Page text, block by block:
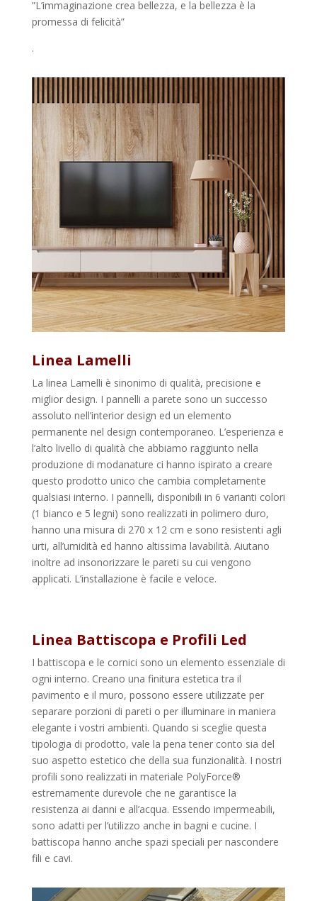
”L’immaginazione crea bellezza, e la bellezza è la
promessa di felicità”
.
Linea Lamelli
La linea Lamelli è sinonimo di qualità, precisione e
miglior design. I pannelli a parete sono un successo
assoluto nell’interior design ed un elemento
permanente nel design contemporaneo. L’esperienza e
l’alto livello di qualità che abbiamo raggiunto nella
produzione di modanature ci hanno ispirato a creare
questo prodotto unico che cambia completamente
qualsiasi interno. I pannelli, disponibili in 6 varianti colori
(1 bianco e 5 legni) sono realizzati in polimero duro,
hanno una misura di 270 x 12 cm e sono resistenti agli
urti, all’umidità ed hanno altissima lavabilità. Aiutano
inoltre ad insonorizzare le pareti su cui vengono
applicati. L’installazione è facile e veloce.
Linea Battiscopa e Profili Led
I battiscopa e le cornici sono un elemento essenziale di
ogni interno. Creano una finitura estetica tra il
pavimento e il muro, possono essere utilizzate per
separare porzioni di pareti o per illuminare in maniera
elegante i vostri ambienti. Quando si sceglie questa
tipologia di prodotto, vale la pena tener conto sia del
suo aspetto estetico che della sua funzionalità. I nostri
profili sono realizzati in materiale PolyForce®
estremamente durevole che ne garantisce la
resistenza ai danni e all’acqua. Essendo impermeabili,
sono adatti per l’utilizzo anche in bagni e cucine. I
battiscopa hanno anche spazi speciali per nascondere
fili e cavi.